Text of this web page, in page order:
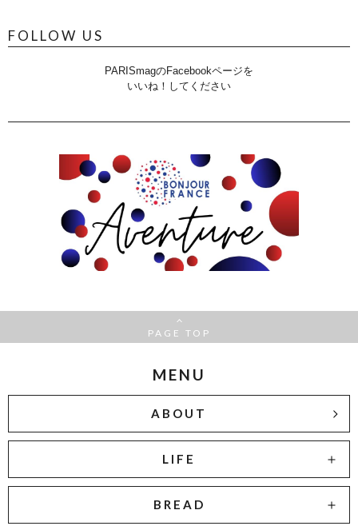
FOLLOW US
PARISmagのFacebookページを
いいね！してください
PAGE TOP
MENU
ABOUT
LIFE
BREAD